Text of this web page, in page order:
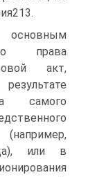
права
акт,
самого
или в